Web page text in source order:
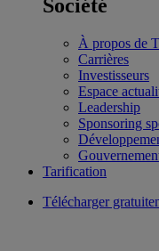
Société
À propos de
Carrières
Investisseurs
Espace
Leadership
Sponsoring
Tarification
Télécharger